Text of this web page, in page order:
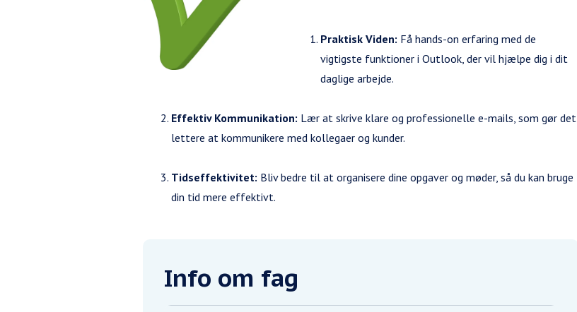
Praktisk Viden: Få hands-on erfaring med de
vigtigste funktioner i Outlook, der vil hjælpe dig i dit
daglige arbejde.
Effektiv Kommunikation: Lær at skrive klare og professionelle e-mails, som gør det
lettere at kommunikere med kollegaer og kunder.
Tidseffektivitet: Bliv bedre til at organisere dine opgaver og møder, så du kan bruge
din tid mere effektivt.
Info om fag